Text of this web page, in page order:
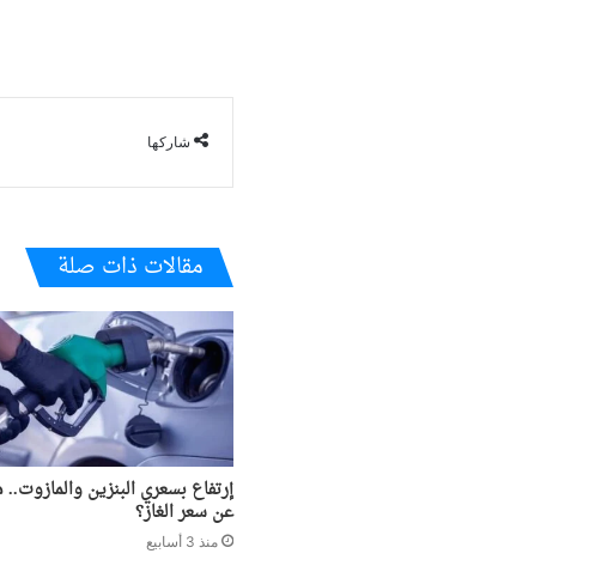
شاركها
مقالات ذات صلة
إرتفاع بسعري البنزين والمازوت..
عن سعر الغاز؟
منذ 3 أسابيع